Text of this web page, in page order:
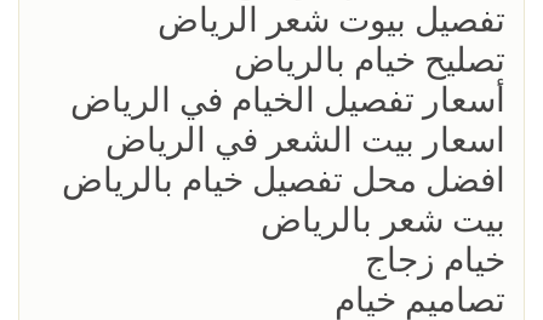
تفصيل بيوت شعر الرياض
تصليح خيام بالرياض
أسعار تفصيل الخيام في الرياض
اسعار بيت الشعر في الرياض
افضل محل تفصيل خيام بالرياض
بيت شعر بالرياض
خيام زجاج
تصاميم خيام